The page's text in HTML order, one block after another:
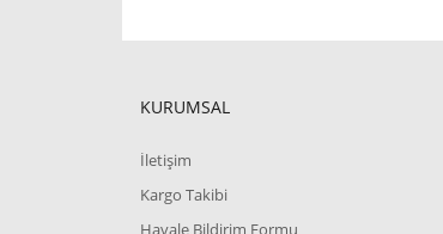
KURUMSAL
İletişim
Kargo Takibi
Havale Bildirim Formu